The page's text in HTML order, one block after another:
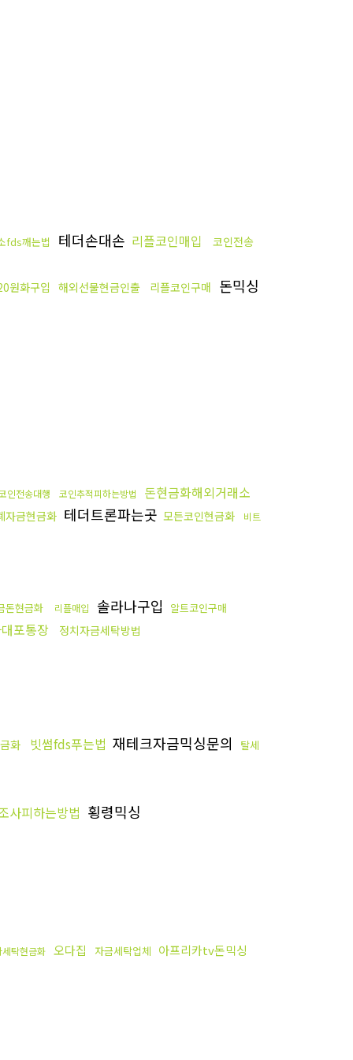
fds깨는법 테더손대손 리플코인매입
코인전송
원화구입 해외선물현금인출 리플코인구매 돈믹싱
인전송대행 코인추적피하는방법 돈현금화해외거래소
자금현금화 테더트론파는곳 모든코인현금화
비트
돈현금화 리플매입 솔라나구입
알트코인구매
포통장 정치자금세탁방법
화 빗썸fds푸는법 재테크자금믹싱문의
탈세
사피하는방법 횡령믹싱
세탁현금화 오다집 자금세탁업체 아프리카tv돈믹싱